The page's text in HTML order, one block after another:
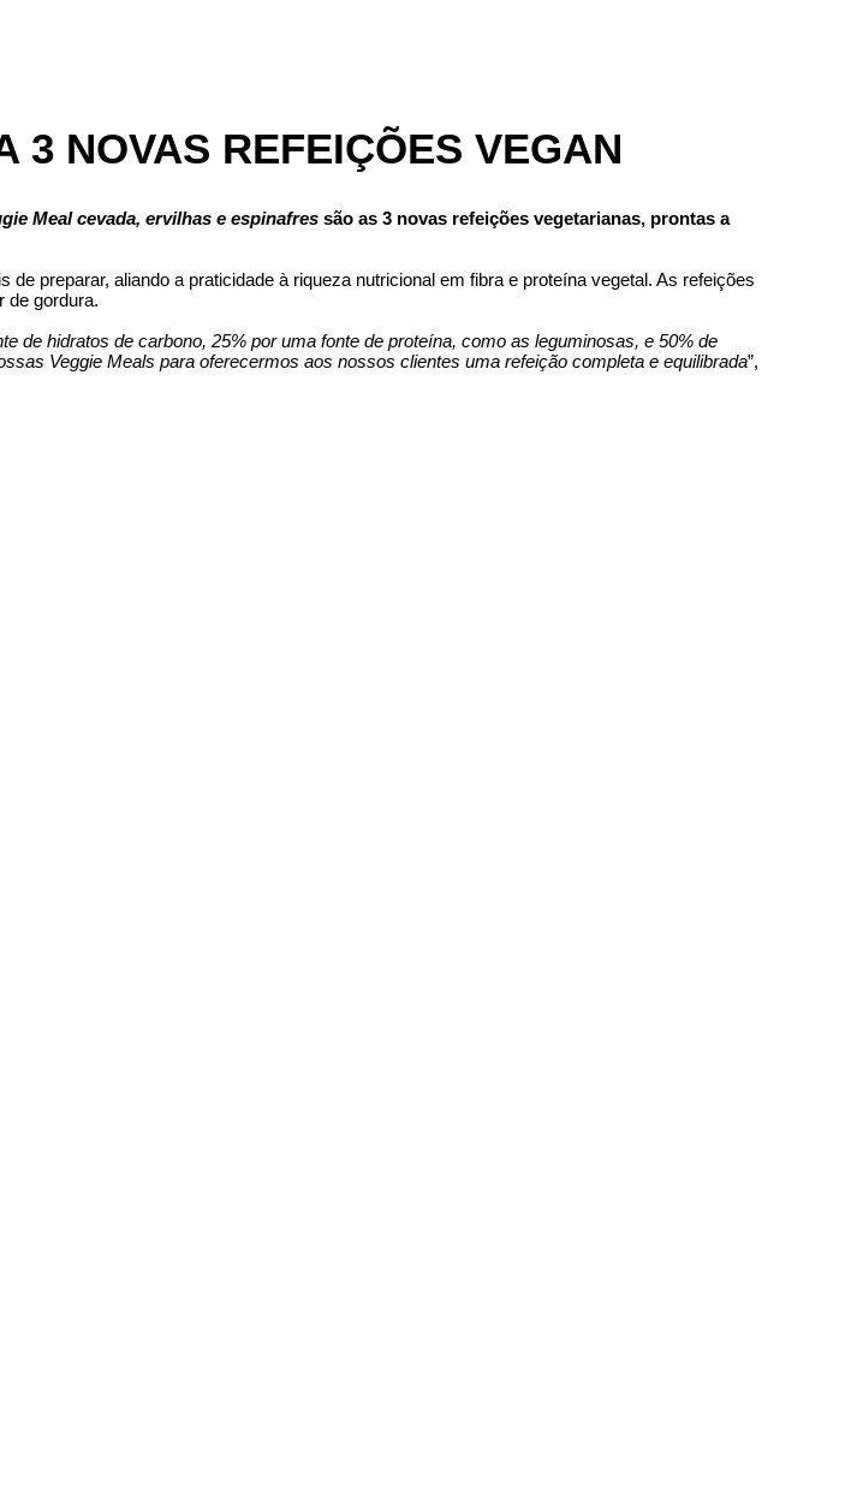
3 NOVAS REFEIÇÕES VEGAN
Meal cevada, ervilhas e espinafres são as 3 novas refeições vegetarianas, prontas a
preparar, aliando a praticidade à riqueza nutricional em fibra e proteína vegetal. As refeições
de gordura.
de hidratos de carbono, 25% por uma fonte de proteína, como as leguminosas, e 50% de
Veggie Meals para oferecermos aos nossos clientes uma refeição completa e equilibrada”,